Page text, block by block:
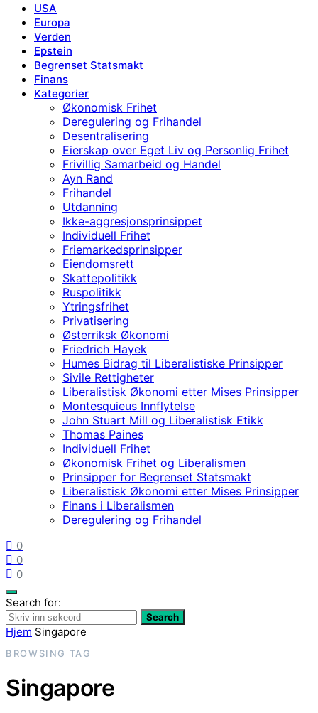
USA
Europa
Verden
Epstein
Begrenset Statsmakt
Finans
Kategorier
Økonomisk Frihet
Deregulering og Frihandel
Desentralisering
Eierskap over Eget Liv og Personlig Frihet
Frivillig Samarbeid og Handel
Ayn Rand
Frihandel
Utdanning
Ikke-aggresjonsprinsippet
Individuell Frihet
Friemarkedsprinsipper
Eiendomsrett
Skattepolitikk
Ruspolitikk
Ytringsfrihet
Privatisering
Østerriksk Økonomi
Friedrich Hayek
Humes Bidrag til Liberalistiske Prinsipper
Sivile Rettigheter
Liberalistisk Økonomi etter Mises Prinsipper
Montesquieus Innflytelse
John Stuart Mill og Liberalistisk Etikk
Thomas Paines
Individuell Frihet
Økonomisk Frihet og Liberalismen
Prinsipper for Begrenset Statsmakt
Liberalistisk Økonomi etter Mises Prinsipper
Finans i Liberalismen
Deregulering og Frihandel
0
0
0
Search for:
Search
Hjem Singapore
BROWSING TAG
Singapore